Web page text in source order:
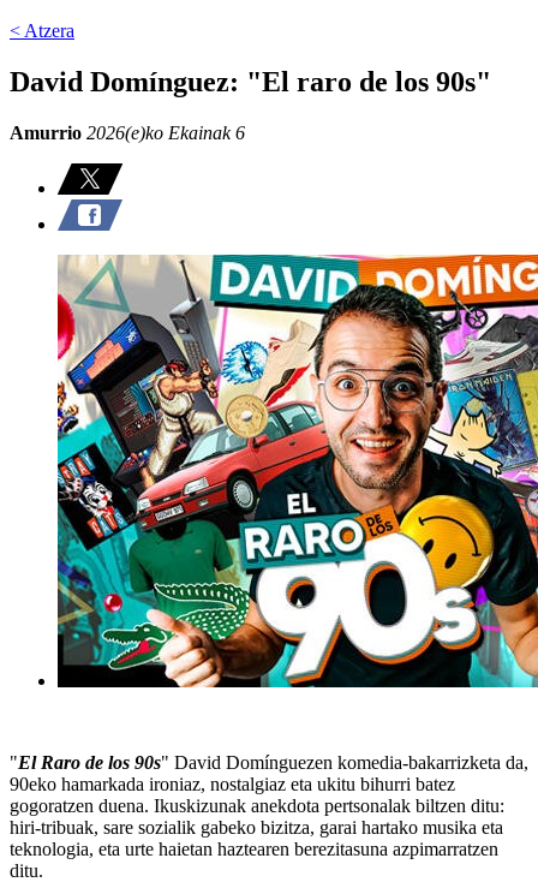
< Atzera
David Domínguez: "El raro de los 90s"
Amurrio 2026(e)ko Ekainak 6
"El Raro de los 90s" David Domínguezen komedia-bakarrizketa da,
90eko hamarkada ironiaz, nostalgiaz eta ukitu bihurri batez
gogoratzen duena. Ikuskizunak anekdota pertsonalak biltzen ditu:
hiri-tribuak, sare sozialik gabeko bizitza, garai hartako musika eta
teknologia, eta urte haietan haztearen berezitasuna azpimarratzen
ditu.